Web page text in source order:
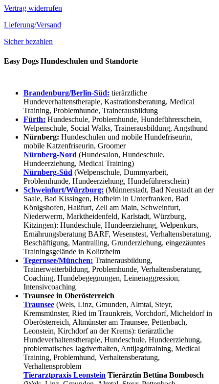
Vertrag widerrufen
Lieferung/Versand
Sicher bezahlen
Easy Dogs Hundeschulen und Standorte
Brandenburg/Berlin-Süd: tierärztliche
Hundeverhaltenstherapie, Kastrationsberatung, Medical
Training, Problemhunde, Trainerausbildung
Fürth: Hundeschule, Problemhunde, Hundeführerschein,
Welpenschule, Social Walks, Trainerausbildung, Angsthund
Nürnberg: Hundeschulen und mobile Hundefriseurin,
mobile Katzenfriseurin, Groomer
Nürnberg-Nord (Hundesalon, Hundeschule,
Hundeerziehung, Medical Training)
Nürnberg-Süd (Welpenschule, Dummyarbeit,
Problemhunde, Hundeerziehung, Hundeführerschein)
Schweinfurt/Würzburg: (Münnerstadt, Bad Neustadt an der
Saale, Bad Kissingen, Hofheim in Unterfranken, Bad
Königshofen, Haßfurt, Zell am Main, Schweinfurt,
Niederwerrn, Marktheidenfeld, Karlstadt, Würzburg,
Kitzingen): Hundeschule, Hundeerziehung, Welpenkurs,
Ernährungsberatung BARF, Wesenstest, Verhaltensberatung,
Beschäftigung, Mantrailing, Grunderziehung, eingezäuntes
Trainingsgelände in Kolitzheim
Tegernsee/München: Trainerausbildung,
Trainerweiterbildung, Problemhunde, Verhaltensberatung,
Coaching, Hundebegegnungen, Leinenaggression,
Intensivcoaching
Traunsee in Oberösterreich
Traunsee (Wels, Linz, Gmunden, Almtal, Steyr,
Kremsmünster, Ried im Traunkreis, Vorchdorf, Micheldorf in
Oberösterreich, Altmünster am Traunsee, Pettenbach,
Leonstein, Kirchdorf an der Krems): tierärztliche
Hundeverhaltenstherapie, Hundeschule, Hundeerziehung,
problematisches Jagdverhalten, Antijagdtraining, Medical
Training, Problemhund, Verhaltensberatung,
Verhaltensproblem
Tierarztpraxis Leonstein Tierärztin Bettina Bombosch